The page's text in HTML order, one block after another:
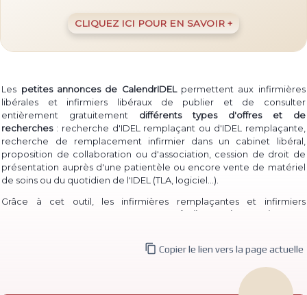
CLIQUEZ ICI POUR EN SAVOIR +
Les petites annonces de CalendrIDELpermettent aux infirmières
libérales et infirmiers libéraux de publier et de consulter
entièrement gratuitement différents types d'offres et de
recherches: recherche d'IDEL remplaçant ou d'IDEL remplaçante,
recherche de remplacement infirmier dans un cabinet libéral,
proposition de collaboration ou d'association, cession de droit de
présentation auprès d'une patientèle ou encore vente de matériel
de soins ou du quotidien de l'IDEL (TLA, logiciel...)
Grâce à cet outil, les infirmières remplaçantes et infirmiers
consulter les annonces de recherche
remplaçante et d'infirmier libéral remplaçant déjà publiées.
De même, des infirmières ou infirmiers titulaires peuvent aisément
recherche de collaborateur ou de collaboratrice
, ou
 Copier le lien vers la page actuelle